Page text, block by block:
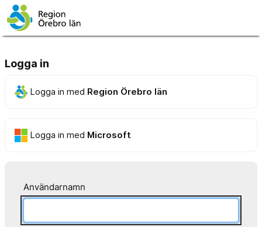
Logga in
Logga in med Region Örebro län
Logga in med Microsoft
Användarnamn